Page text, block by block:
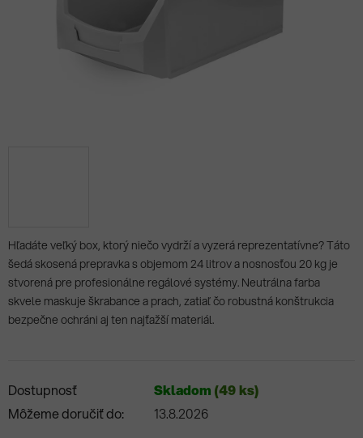
Hľadáte veľký box, ktorý niečo vydrží a vyzerá reprezentatívne? Táto
šedá skosená prepravka s objemom 24 litrov a nosnosťou 20 kg je
stvorená pre profesionálne regálové systémy. Neutrálna farba
skvele maskuje škrabance a prach, zatiaľ čo robustná konštrukcia
bezpečne ochráni aj ten najťažší materiál.
Dostupnosť Skladom (49 ks)
Môžeme doručiť do:
13.8.2026